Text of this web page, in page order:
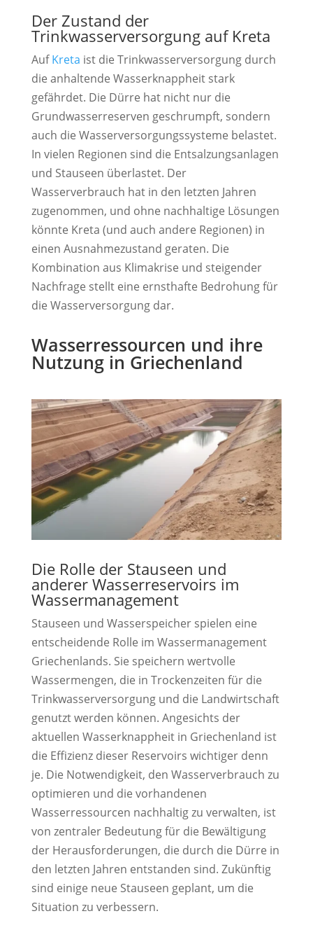
Der Zustand der
Trinkwasserversorgung auf Kreta
AufKreta ist die Trinkwasserversorgung durch
die anhaltende Wasserknappheit stark
gefährdet. Die Dürre hat nicht nur die
Grundwasserreserven geschrumpft, sondern
auch die Wasserversorgungssysteme belastet.
In vielen Regionen sind die Entsalzungsanlagen
und Stauseen überlastet. Der
Wasserverbrauch hat in den letzten Jahren
zugenommen, und ohne nachhaltige Lösungen
könnte Kreta (und auch andere Regionen) in
einen Ausnahmezustand geraten. Die
Kombination aus Klimakrise und steigender
Nachfrage stellt eine ernsthafte Bedrohung für
die Wasserversorgung dar.
Wasserressourcen und ihre
Nutzung in Griechenland
Die Rolle der Stauseen und
anderer Wasserreservoirs im
Wassermanagement
Stauseen und Wasserspeicher spielen eine
entscheidende Rolle im Wassermanagement
Griechenlands. Sie speichern wertvolle
Wassermengen, die in Trockenzeiten für die
Trinkwasserversorgung und die Landwirtschaft
genutzt werden können. Angesichts der
aktuellen Wasserknappheit in Griechenland ist
die Effizienz dieser Reservoirs wichtiger denn
je. Die Notwendigkeit, den Wasserverbrauch zu
optimieren und die vorhandenen
Wasserressourcen nachhaltig zu verwalten, ist
von zentraler Bedeutung für die Bewältigung
der Herausforderungen, die durch die Dürre in
den letzten Jahren entstanden sind. Zukünftig
sind einige neue Stauseen geplant, um die
Situation zu verbessern.